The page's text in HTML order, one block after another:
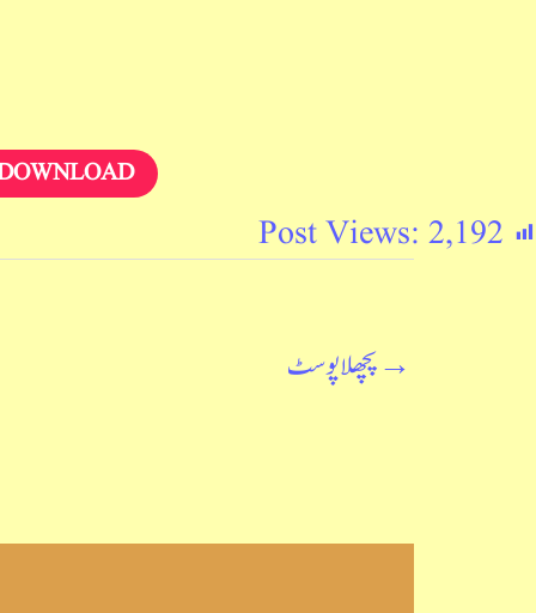
Post Views: 2,192
→پچھلا پوسٹ